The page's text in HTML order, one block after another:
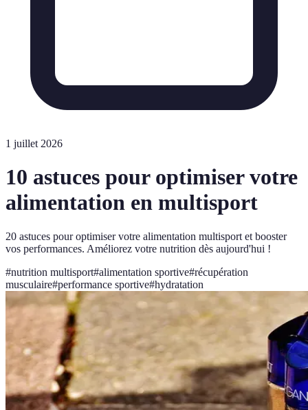
1 juillet 2026
10 astuces pour optimiser votre
alimentation en multisport
20 astuces pour optimiser votre alimentation multisport et booster
vos performances. Améliorez votre nutrition dès aujourd'hui !
#nutrition multisport#alimentation sportive#récupération
musculaire#performance sportive#hydratation